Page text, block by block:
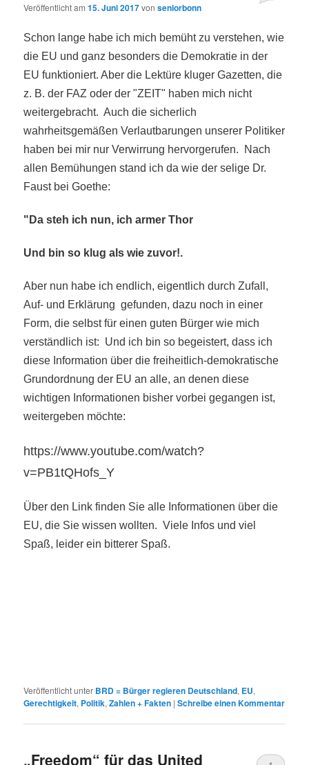
Veröffentlicht am15. Juni 2017vonseniorbonn
Schon lange habe ich mich bemüht zu verstehen, wie
die EU und ganz besonders die Demokratie in der
EU funktioniert. Aber die Lektüre kluger Gazetten, die
z. B. der FAZ oder der "ZEIT" haben mich nicht
weitergebracht. Auch die sicherlich
wahrheitsgemäßen Verlautbarungen unserer Politiker
haben bei mir nur Verwirrung hervorgerufen. Nach
allen Bemühungen stand ich da wie der selige Dr.
Faust bei Goethe:
"Da steh ich nun, ich armer Thor
Und bin so klug als wie zuvor!.
Aber nun habe ich endlich, eigentlich durch Zufall,
Auf- und Erklärung gefunden, dazu noch in einer
Form, die selbst für einen guten Bürger wie mich
verständlich ist: Und ich bin so begeistert, dass ich
diese Information über die freiheitlich-demokratische
Grundordnung der EU an alle, an denen diese
wichtigen Informationen bisher vorbei gegangen ist,
weitergeben möchte:
https://www.youtube.com/watch?
v=PB1tQHofs_Y
Über den Link finden Sie alle Informationen über die
EU, die Sie wissen wollten. Viele Infos und viel
Spaß, leider ein bitterer Spaß.
Veröffentlicht unter BRD = Bürger regieren Deutschland, EU,
Gerechtigkeit, Politik,Zahlen + Fakten |Schreibe einen Kommentar
„Freedom“ für das United